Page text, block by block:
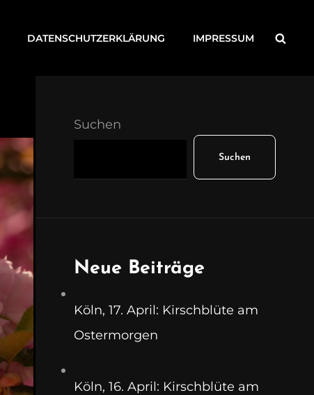
DATENSCHUTZERKLÄRUNG IMPRESSUM
Suchen
Suchen
Neue Beiträge
Köln, 17. April: Kirschblüte am
Ostermorgen
Köln, 16. April: Kirschblüte am